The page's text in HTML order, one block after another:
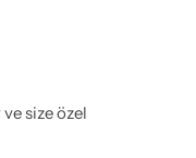
size özel